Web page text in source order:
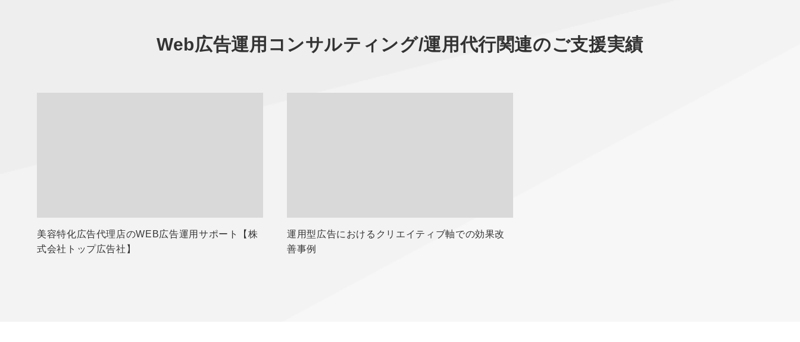
Web広告運用コンサルティング/運用代行関連のご支援実績
美容特化広告代理店のWEB広告運用サポート【株
式会社トップ広告社】
運用型広告におけるクリエイティブ軸での効果改
善事例